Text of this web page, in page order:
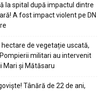
la spital după impactul dintre
A fost impact violent pe DN
de vegetație uscată,
militari au intervenit
Mari și Mătăsaru
Tânără de 22 de ani,